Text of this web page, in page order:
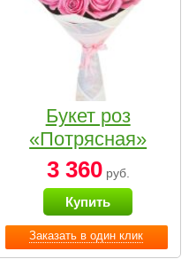
Заказать в один клик
Букет роз
«Потрясная»
3 360руб.
Купить